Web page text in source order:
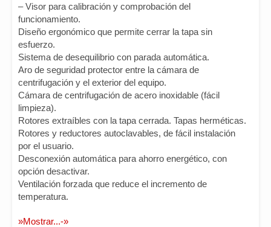
– Visor para calibración y comprobación del
funcionamiento.
Diseño ergonómico que permite cerrar la tapa sin
esfuerzo.
Sistema de desequilibrio con parada automática.
Aro de seguridad protector entre la cámara de
centrifugación y el exterior del equipo.
Cámara de centrifugación de acero inoxidable (fácil
limpieza).
Rotores extraíbles con la tapa cerrada. Tapas herméticas.
Rotores y reductores autoclavables, de fácil instalación
por el usuario.
Desconexión automática para ahorro energético, con
opción desactivar.
Ventilación forzada que reduce el incremento de
temperatura.
»Mostrar...-»